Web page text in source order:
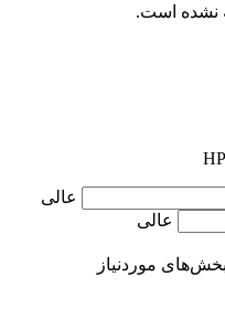
نشده است.
عالی
عالی
بخش‌های موردنیاز